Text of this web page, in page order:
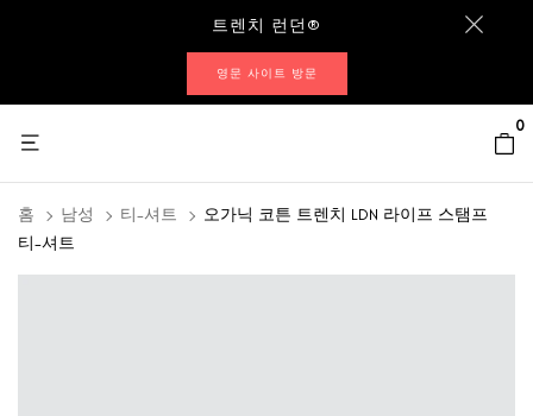
트렌치 런던®
영문 사이트 방문
0
홈 남성 티-셔트
오가닉 코튼 트렌치 LDN 라이프 스탬프
티-셔트